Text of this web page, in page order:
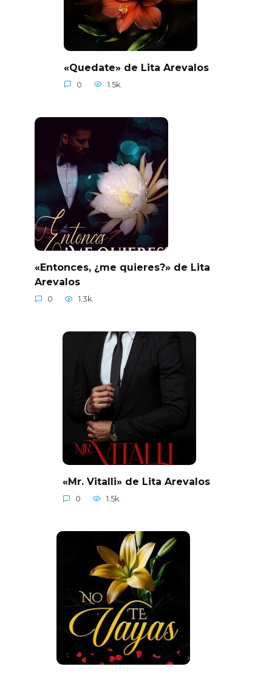
«Quedate» de Lita Arevalos
0 1.5k.
«Entonces, ¿me quieres?» de Lita
Arevalos
0 1.3k.
«Mr. Vitalli» de Lita Arevalos
0 1.5k.